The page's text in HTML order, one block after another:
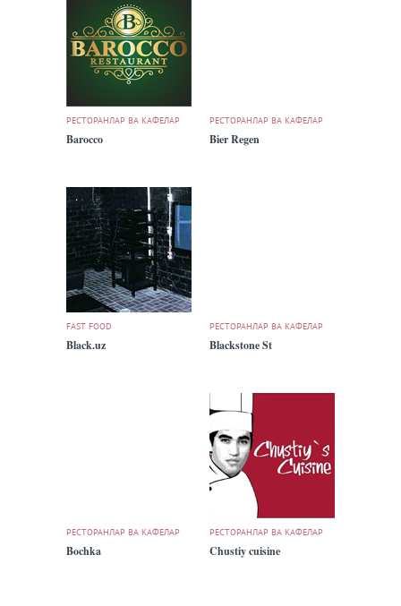
РЕСТОРАНЛАР ВА КАФЕЛАР
Barocco
РЕСТОРАНЛАР ВА КАФЕЛАР
Bier Regen
FAST FOOD
Black.uz
РЕСТОРАНЛАР ВА КАФЕЛАР
Blackstone St
РЕСТОРАНЛАР ВА КАФЕЛАР
Bochka
РЕСТОРАНЛАР ВА КАФЕЛАР
Chustiy cuisine